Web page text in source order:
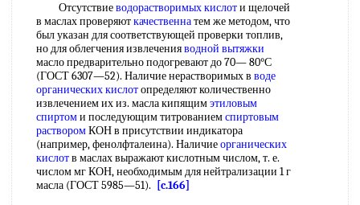
Отсутствиеводорастворимых кислоти щелочей
в маслах проверяюткачественнатем же методом, что
был указан для соответствующей проверки топлив,
но для облегчения извлеченияводной вытяжки
масло предварительно подогревают до 70— 80°С
(ГОСТ 6307—52). Наличие нерастворимых в воде
органических кислотопределяют количественно
извлечением их из. масла кипящимэтиловым
спиртоми последующим титрованиемспиртовым
растворомКОН в присутствии индикатора
(например, фенолфталеина). Наличиеорганических
кислотв маслах выражают кислотным числом, т. е.
числом мг КОН, необходимым для нейтрализации 1 г
масла (ГОСТ 5985—51).
[c.166]